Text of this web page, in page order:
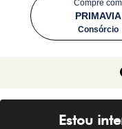
Compre com
PRIMAVIA
Consórcio
Estou